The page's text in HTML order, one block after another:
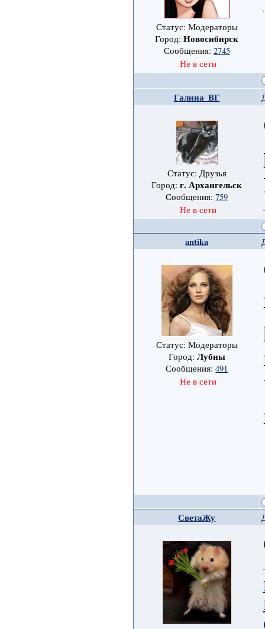
Статус: Модераторы
Город:Новосибирск
Сообщения: 2745
Не в сети
Галина_ВГ
Статус: Друзья
Город:г. Архангельск
Сообщения:759
Не в сети
antika
Статус: Модераторы
Город: Лубны
Сообщения:491
Не в сети
СветаЖу